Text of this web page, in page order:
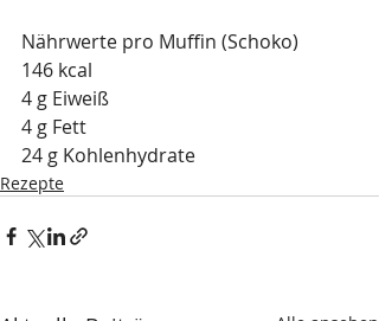
Nährwerte pro Muffin (Schoko)
146 kcal
4 g Eiweiß
4 g Fett
24 g Kohlenhydrate
Rezepte